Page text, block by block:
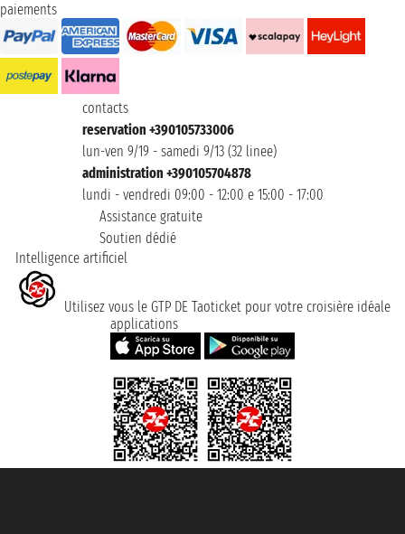
paiements
contacts
reservation +390105733006
lun-ven 9/19 - samedi 9/13 (32 linee)
administration +390105704878
lundi - vendredi 09:00 - 12:00 e 15:00 - 17:00
Assistance gratuite
Soutien dédié
Intelligence artificiel
Utilisez vous le GTP DE Taoticket pour votre croisière idéale
applications